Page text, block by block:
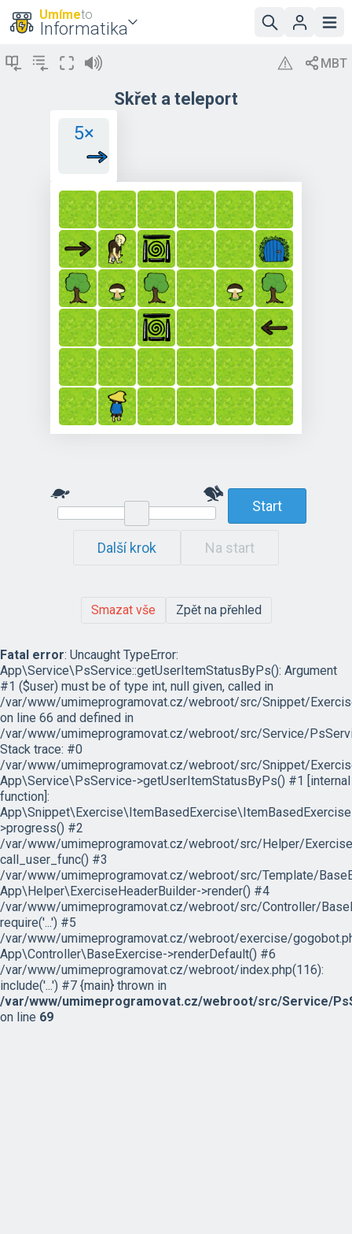
Umímeto
Informatika
Skřet a teleport
5×
Start
Další krok Na start
Smazat vše Zpět na přehled
Fatal error: Uncaught TypeError:
App\Service\PsService::getUserItemStatusByPs(): Argument
#1 ($user) must be of type int, null given, called in
/var/www/umimeprogramovat.cz/webroot/src/Snippet/
on line 66 and defined in
/var/www/umimeprogramovat.cz/webroot/src/Service/
Stack trace: #0
/var/www/umimeprogramovat.cz/webroot/src/Snippet/
App\Service\PsService->getUserItemStatusByPs() #1 [internal
function]:
>progress() #2
/var/www/umimeprogramovat.cz/webroot/src/Helper/
call_user_func() #3
/var/www/umimeprogramovat.cz/webroot/src/Template/
App\Helper\ExerciseHeaderBuilder->render() #4
/var/www/umimeprogramovat.cz/webroot/src/Controller/
require('...') #5
/var/www/umimeprogramovat.cz/webroot/exercise/
App\Controller\BaseExercise->renderDefault() #6
/var/www/umimeprogramovat.cz/webroot/index.php(116):
include('...') #7 {main} thrown in
/var/www/umimeprogramovat.cz/webroot/src/Service/
on line 69